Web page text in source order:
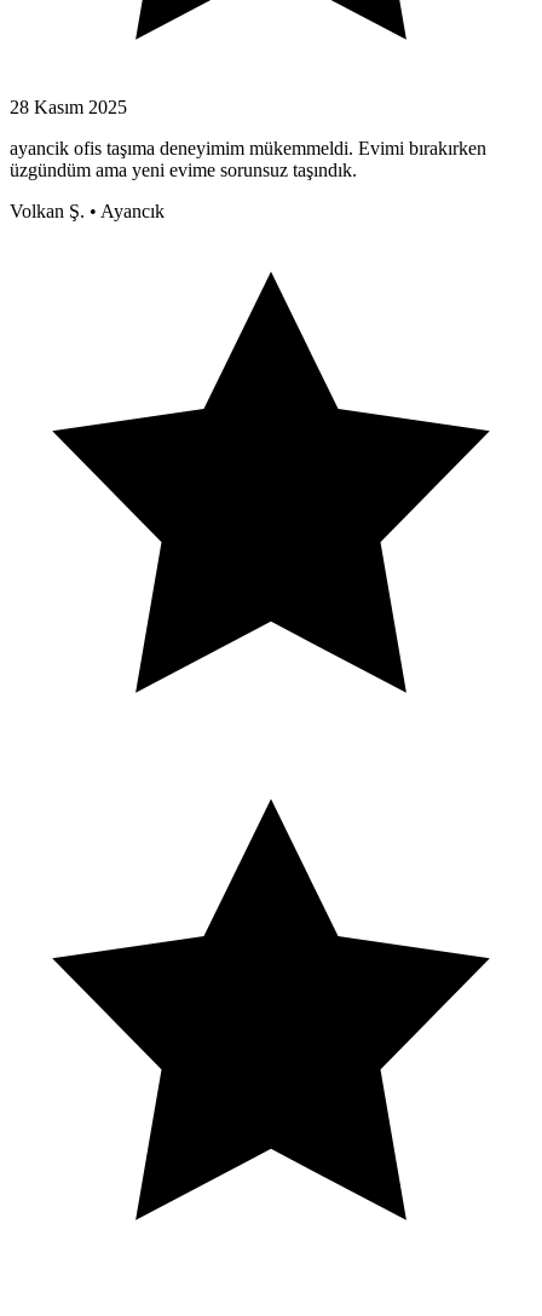
28 Kasım 2025
ayancik ofis taşıma deneyimim mükemmeldi. Evimi bırakırken
üzgündüm ama yeni evime sorunsuz taşındık.
Volkan Ş. • Ayancık